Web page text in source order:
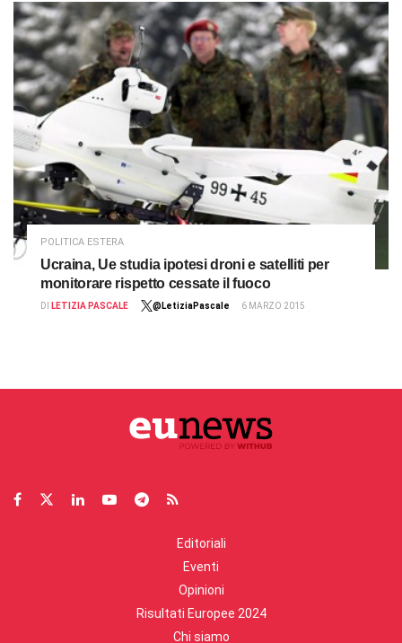
POLITICA ESTERA
Ucraina, Ue studia ipotesi droni e satelliti per
monitorare rispetto cessate il fuoco
DI LETIZIA PASCALE @LetiziaPascale 6 MARZO 2015
Editoriali
Eventi
Opinioni
Risultati Europee 2024
Chi siamo